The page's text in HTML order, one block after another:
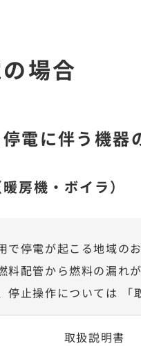
場合
電に伴う機器
房機・ボイラ）
で停電が起こる地域の
料配管から燃料の漏れ
停止操作については 「
取扱説明書